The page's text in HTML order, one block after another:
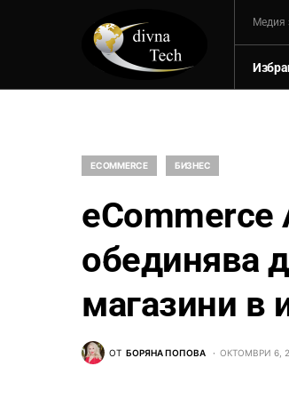
Mедия
ECOMMERCE БИЗНЕС
eCommerce
обединява
магазини в
ОТ БОРЯНА ПОПОВА ОКТОМВРИ 6,